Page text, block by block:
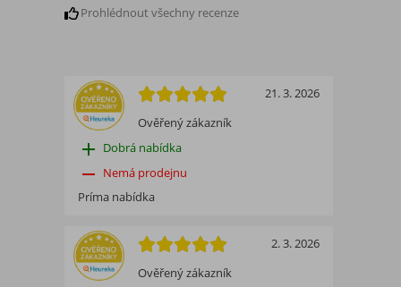
Prohlédnout všechny recenze
Ověřený zákazník
21. 3. 2026
add Dobrá nabídka
remove Nemá prodejnu
Príma nabídka
Ověřený zákazník
2. 3. 2026